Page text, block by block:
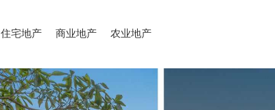
住宅地产 商业地产 农业地产